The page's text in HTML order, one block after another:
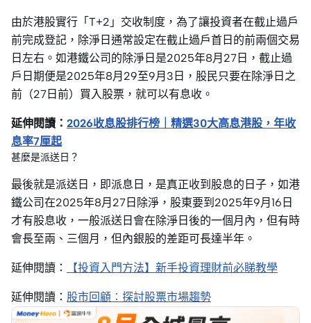
由於港股實行「T+2」交收制度，為了讓投資者在截止過戶
前完成登記，除淨日通常設定在截止過戶首日的前兩個交易
日左右。如港鐵公司的除淨日是2025年8月27日，截止過
戶日期便是2025年8月29至9月3日，股民只要在除淨日之
前（27日前）買入股票，就可以有息收。
延伸閱讀： 2026收息股排行榜｜精選30大高息港股，年收
息率7厘起
甚麼是派送日？
最後就是派送日，即派息日，是真正收到股息的日子，如港
鐵公司在2025年8月27日除淨，股東要到2025年9月16日
才有股息收，一般派送日會在除淨日後的一個月內，但有時
會長至兩、三個月，但內銀股的差距可長達半年。
延伸閱讀： 【投資入門方法】新手投資理財前必睇教學
延伸閱讀： 股市回顧︰探討股票市場趨勢